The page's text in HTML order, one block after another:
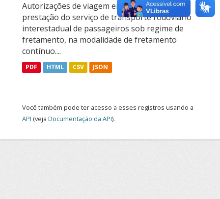
Autorizações de viagem emitidas para a
prestação do serviço de transporte rodoviário
interestadual de passageiros sob regime de
fretamento, na modalidade de fretamento
contínuo....
PDF HTML CSV JSON
Você também pode ter acesso a esses registros usando a
API (veja Documentação da API).